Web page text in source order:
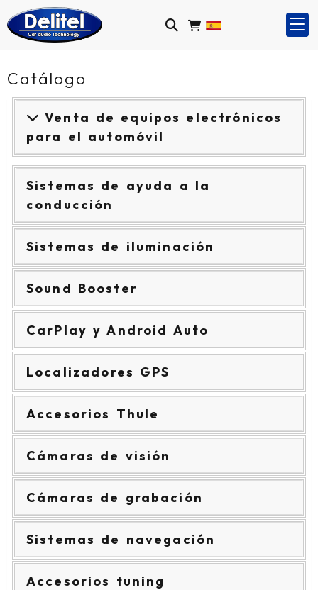
Catálogo
Venta de equipos electrónicos
para el automóvil
Sistemas de ayuda a la
conducción
Sistemas de iluminación
Sound Booster
CarPlay y Android Auto
Localizadores GPS
Accesorios Thule
Cámaras de visión
Cámaras de grabación
Sistemas de navegación
Accesorios tuning